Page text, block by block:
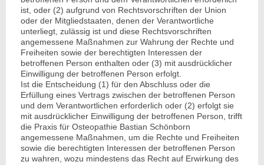
ist, oder (2) aufgrund von Rechtsvorschriften der Union
oder der Mitgliedstaaten, denen der Verantwortliche
unterliegt, zulässig ist und diese Rechtsvorschriften
angemessene Maßnahmen zur Wahrung der Rechte und
Freiheiten sowie der berechtigten Interessen der
betroffenen Person enthalten oder (3) mit ausdrücklicher
Einwilligung der betroffenen Person erfolgt.
Ist die Entscheidung (1) für den Abschluss oder die
Erfüllung eines Vertrags zwischen der betroffenen Person
und dem Verantwortlichen erforderlich oder (2) erfolgt sie
mit ausdrücklicher Einwilligung der betroffenen Person, trifft
die Praxis für Osteopathie Bastian Schönborn
angemessene Maßnahmen, um die Rechte und Freiheiten
sowie die berechtigten Interessen der betroffenen Person
zu wahren, wozu mindestens das Recht auf Erwirkung des